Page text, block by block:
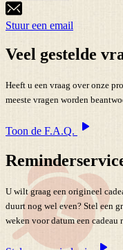
Stuur een email
Veel gestelde
Heeft u een vraag over onze
meeste vragen worden
Toon de F.A.Q.
U wilt graag een origineel
duurt nog wel even? Stel een
weken voor datum een cadeau